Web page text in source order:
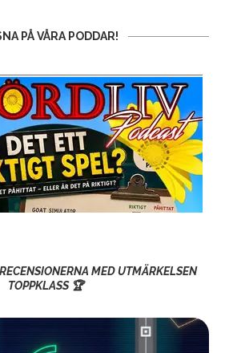
PÅ VÅRA PODDAR!
MED UTMÄRKELSEN
TOPPKLASS 🏆